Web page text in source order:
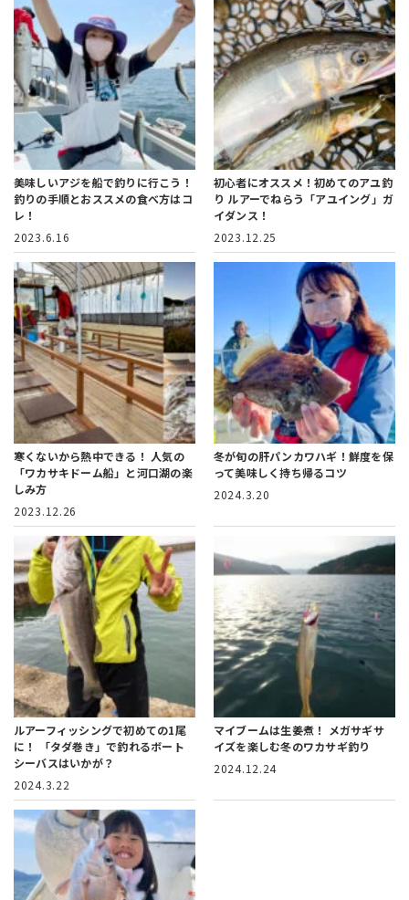
美味しいアジを船で釣りに行こう！
釣りの手順とおススメの食べ方はコ
レ！
2023.6.16
初心者にオススメ！初めてのアユ釣
り ルアーでねらう「アユイング」ガ
イダンス！
2023.12.25
寒くないから熱中できる！ 人気の
「ワカサキドーム船」と河口湖の楽
しみ方
2023.12.26
冬が旬の肝パンカワハギ！ 鮮度を保
って美味しく持ち帰るコツ
2024.3.20
ルアーフィッシングで初めての1尾
に！
「タダ巻き」で釣れるボート
シーバスはいかが？
2024.3.22
マイブームは生姜煮！
メガサギサ
イズを楽しむ冬のワカサギ釣り
2024.12.24